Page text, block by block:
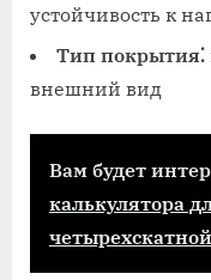
устойчивость к
Тип покрытия⁚
внешний вид
Вам будет
калькулятора